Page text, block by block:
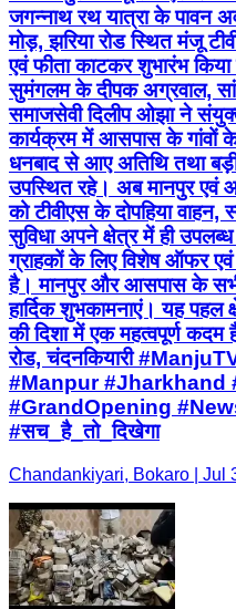
जगन्नाथ रथ यात्रा के पावन
मोड़, झरिया रोड स्थित मंजू
एवं फीता काटकर शुभारंभ
सुमंगलम के दीपक अग्रवाल,
समाजसेवी दिलीप ओझा ने
कार्यक्रम में आसपास के गांवों के
धनबाद से आए अतिथि तथा
उपस्थित रहे। अब मानपुर एवं
को टीवीएस के दोपहिया वाहन,
सुविधा अपने क्षेत्र में ही
ग्राहकों के लिए विशेष ऑफर
है। मानपुर और आसपास के
हार्दिक शुभकामनाएं। यह पहल
की दिशा में एक महत्वपूर्ण कदम
रोड, चंदनकियारी
#Manpur #Jharkhand
#GrandOpening
#सच_है_तो_दिखेगा
Chandankiyari, Bokaro | Jul